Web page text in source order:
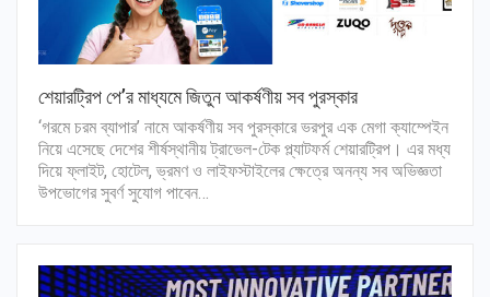
শেয়ারট্রিপ পে’র মাধ্যমে জিতুন আকর্ষণীয় সব পুরস্কার
‘গরমে চরম ব্যাপার’ নামে আকর্ষণীয় সব পুরস্কারে ভরপুর এক মেগা ক্যাম্পেইন
নিয়ে এসেছে দেশের শীর্ষস্থানীয় ট্রাভেল-টেক প্ল্যাটফর্ম শেয়ারট্রিপ। এর মধ্য
দিয়ে ফ্লাইট, হোটেল, ভ্রমণ ও লাইফস্টাইলের ক্ষেত্রে অনন্য সব অভিজ্ঞতা
উপভোগের সুবর্ণ সুযোগ পাবেন…